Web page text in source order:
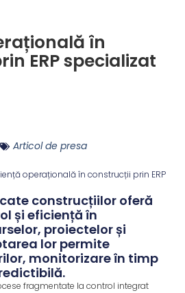
în
ERP specializat
Articol de presa
operațională în construcții prin ERP
construcțiilor oferă
și eficiență în
proiectelor și
lor permite
monitorizare în timp
fragmentate la control integrat